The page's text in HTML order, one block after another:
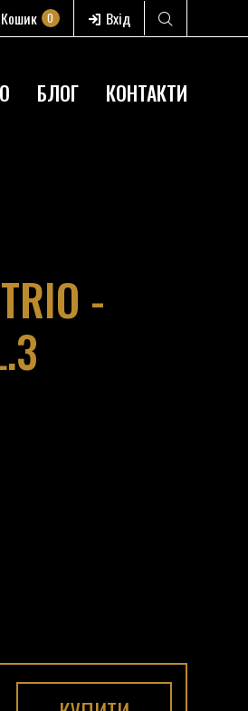
Кошик 0 Вхід
БЛОГ КОНТАКТИ
-